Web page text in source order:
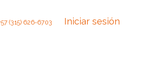
Foro Cursos Tiendas
(315) 626-6703 Iniciar sesión